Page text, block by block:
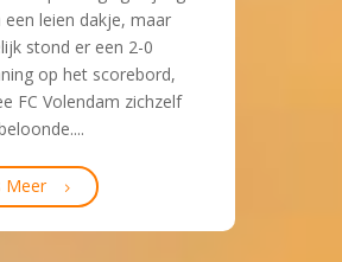
een leien dakje, maar
stond er een 2-0
op het scorebord,
FC Volendam zichzelf
Meer